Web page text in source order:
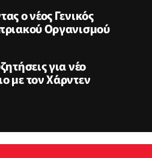
ο νέος Γενικός
Οργανισμού
για νέο
με τον Χάρντεν